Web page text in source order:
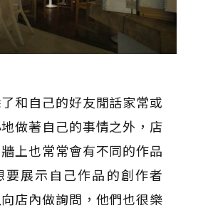
和自己的好友閒話家常或
做著自己的事情之外，店
上也常常會有不同的作品
要展示自己作品的創作者
店內做詢問，他們也很樂